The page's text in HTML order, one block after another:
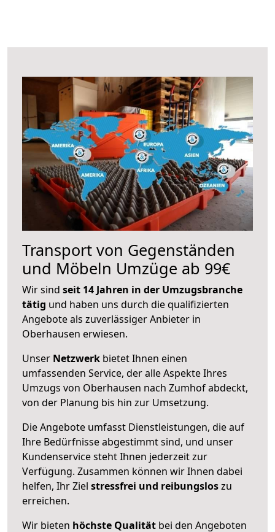
Transport von Gegenständen
und Möbeln Umzüge ab 99€
Wir sind seit 14 Jahren in der Umzugsbranche
tätig und haben uns durch die qualifizierten
Angebote als zuverlässiger Anbieter in
Oberhausen erwiesen.
Unser Netzwerk bietet Ihnen einen
umfassenden Service, der alle Aspekte Ihres
Umzugs von Oberhausen nach Zumhof abdeckt,
von der Planung bis hin zur Umsetzung.
Die Angebote umfasst Dienstleistungen, die auf
Ihre Bedürfnisse abgestimmt sind, und unser
Kundenservice steht Ihnen jederzeit zur
Verfügung. Zusammen können wir Ihnen dabei
helfen, Ihr Ziel stressfrei und reibungsloszu
erreichen.
Wir bieten höchste Qualität bei den Angeboten